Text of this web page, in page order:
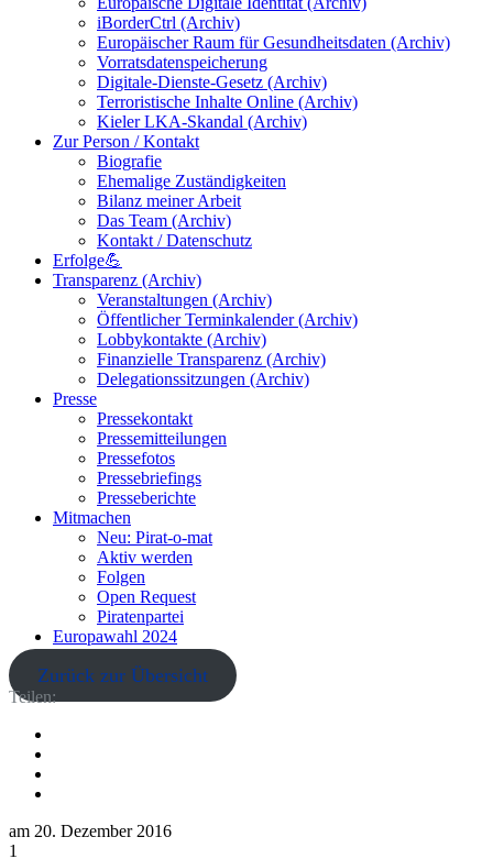
iBorderCtrl (Archiv)
Europäischer Raum für Gesundheitsdaten (Archiv)
Vorratsdatenspeicherung
Digitale-Dienste-Gesetz (Archiv)
Terroristische Inhalte Online (Archiv)
Kieler LKA-Skandal (Archiv)
Zur Person / Kontakt
Biografie
Ehemalige Zuständigkeiten
Bilanz meiner Arbeit
Das Team (Archiv)
Kontakt / Datenschutz
Erfolge💪
Transparenz (Archiv)
Veranstaltungen (Archiv)
Öffentlicher Terminkalender (Archiv)
Lobbykontakte (Archiv)
Finanzielle Transparenz (Archiv)
Delegationssitzungen (Archiv)
Presse
Pressekontakt
Pressemitteilungen
Pressefotos
Pressebriefings
Presseberichte
Mitmachen
Neu: Pirat-o-mat
Aktiv werden
Folgen
Open Request
Piratenpartei
Europawahl 2024
Zurück zur Übersicht
Teilen:
am 20. Dezember 2016
1